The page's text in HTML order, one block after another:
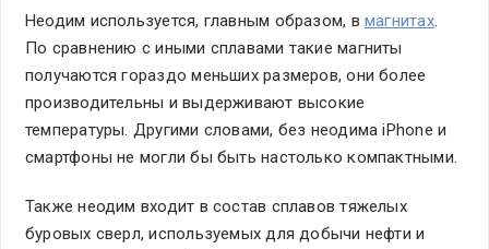
Неодим используется, главным образом, в магнитах.
По сравнению с иными сплавами такие магниты
получаются гораздо меньших размеров, они более
производительны и выдерживают высокие
температуры. Другими словами, без неодима iPhone и
смартфоны не могли бы быть настолько компактными.
Также неодим входит в состав сплавов тяжелых
буровых сверл, используемых для добычи нефти и